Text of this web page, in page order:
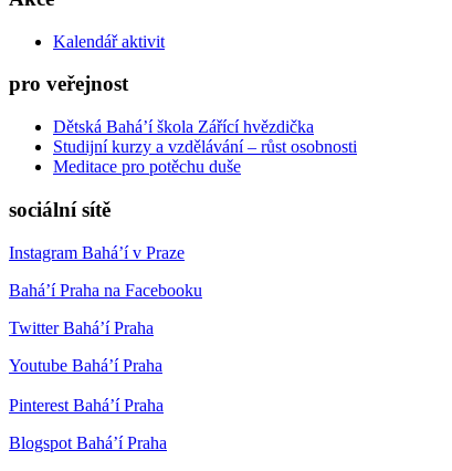
Kalendář aktivit
pro veřejnost
Dětská Bahá’í škola Zářící hvězdička
Studijní kurzy a vzdělávání – růst osobnosti
Meditace pro potěchu duše
sociální sítě
Instagram Bahá’í v Praze
Bahá’í Praha na Facebooku
Twitter Bahá’í Praha
Youtube Bahá’í Praha
Pinterest Bahá’í Praha
Blogspot Bahá’í Praha